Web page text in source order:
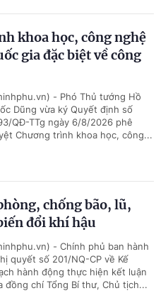
khoa học, công nghệ
gia đặc biệt về công
- Phó Thủ tướng Hồ
Dũng vừa ký Quyết định số
QĐ-TTg ngày 6/8/2026 phê
Chương trình khoa học, công...
chống bão, lũ,
đổi khí hậu
- Chính phủ ban hành
quyết số 201/NQ-CP về Kế
hành động thực hiện kết luận
đồng chí Tổng Bí thư, Chủ tịch...